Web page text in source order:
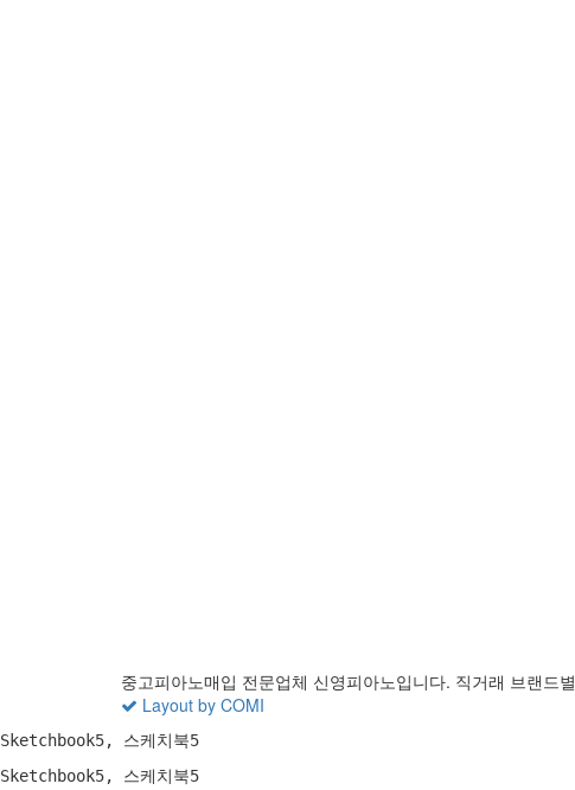
중고피아노매입 전문업체 신영피아노입니다. 직거래 브랜드
Layout by COMI
Sketchbook5, 스케치북5
Sketchbook5, 스케치북5